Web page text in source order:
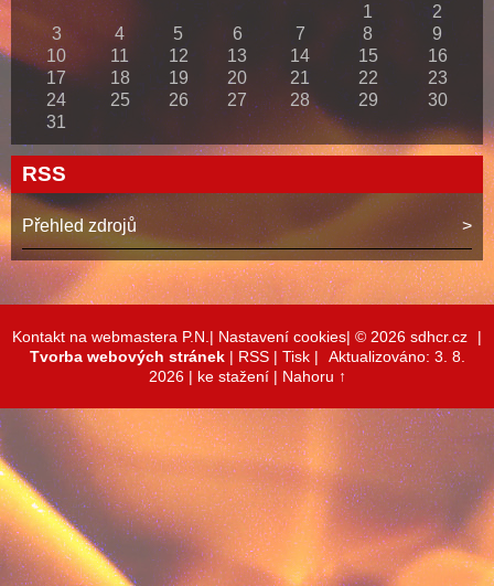
1
2
3
4 5 6 7 8
9
10
11 12 13 14 15
16
17
18 19 20 21 22
23
24
25 26 27 28 29
30
31
RSS
Přehled zdrojů
Kontakt na webmastera P.N.| Nastavení cookies| © 2026 sdhcr.cz
|
Tvorba webových stránek| RSS| Tisk|
Aktualizováno: 3. 8.
2026 | ke stažení | Nahoru ↑